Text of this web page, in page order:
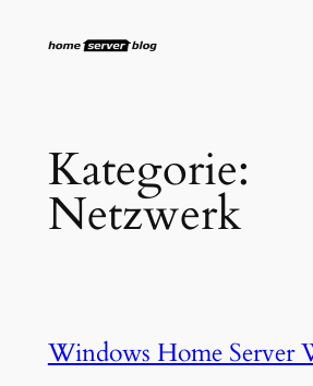
Inhalt
Kategorie:
Netzwerk
Windows Home Server